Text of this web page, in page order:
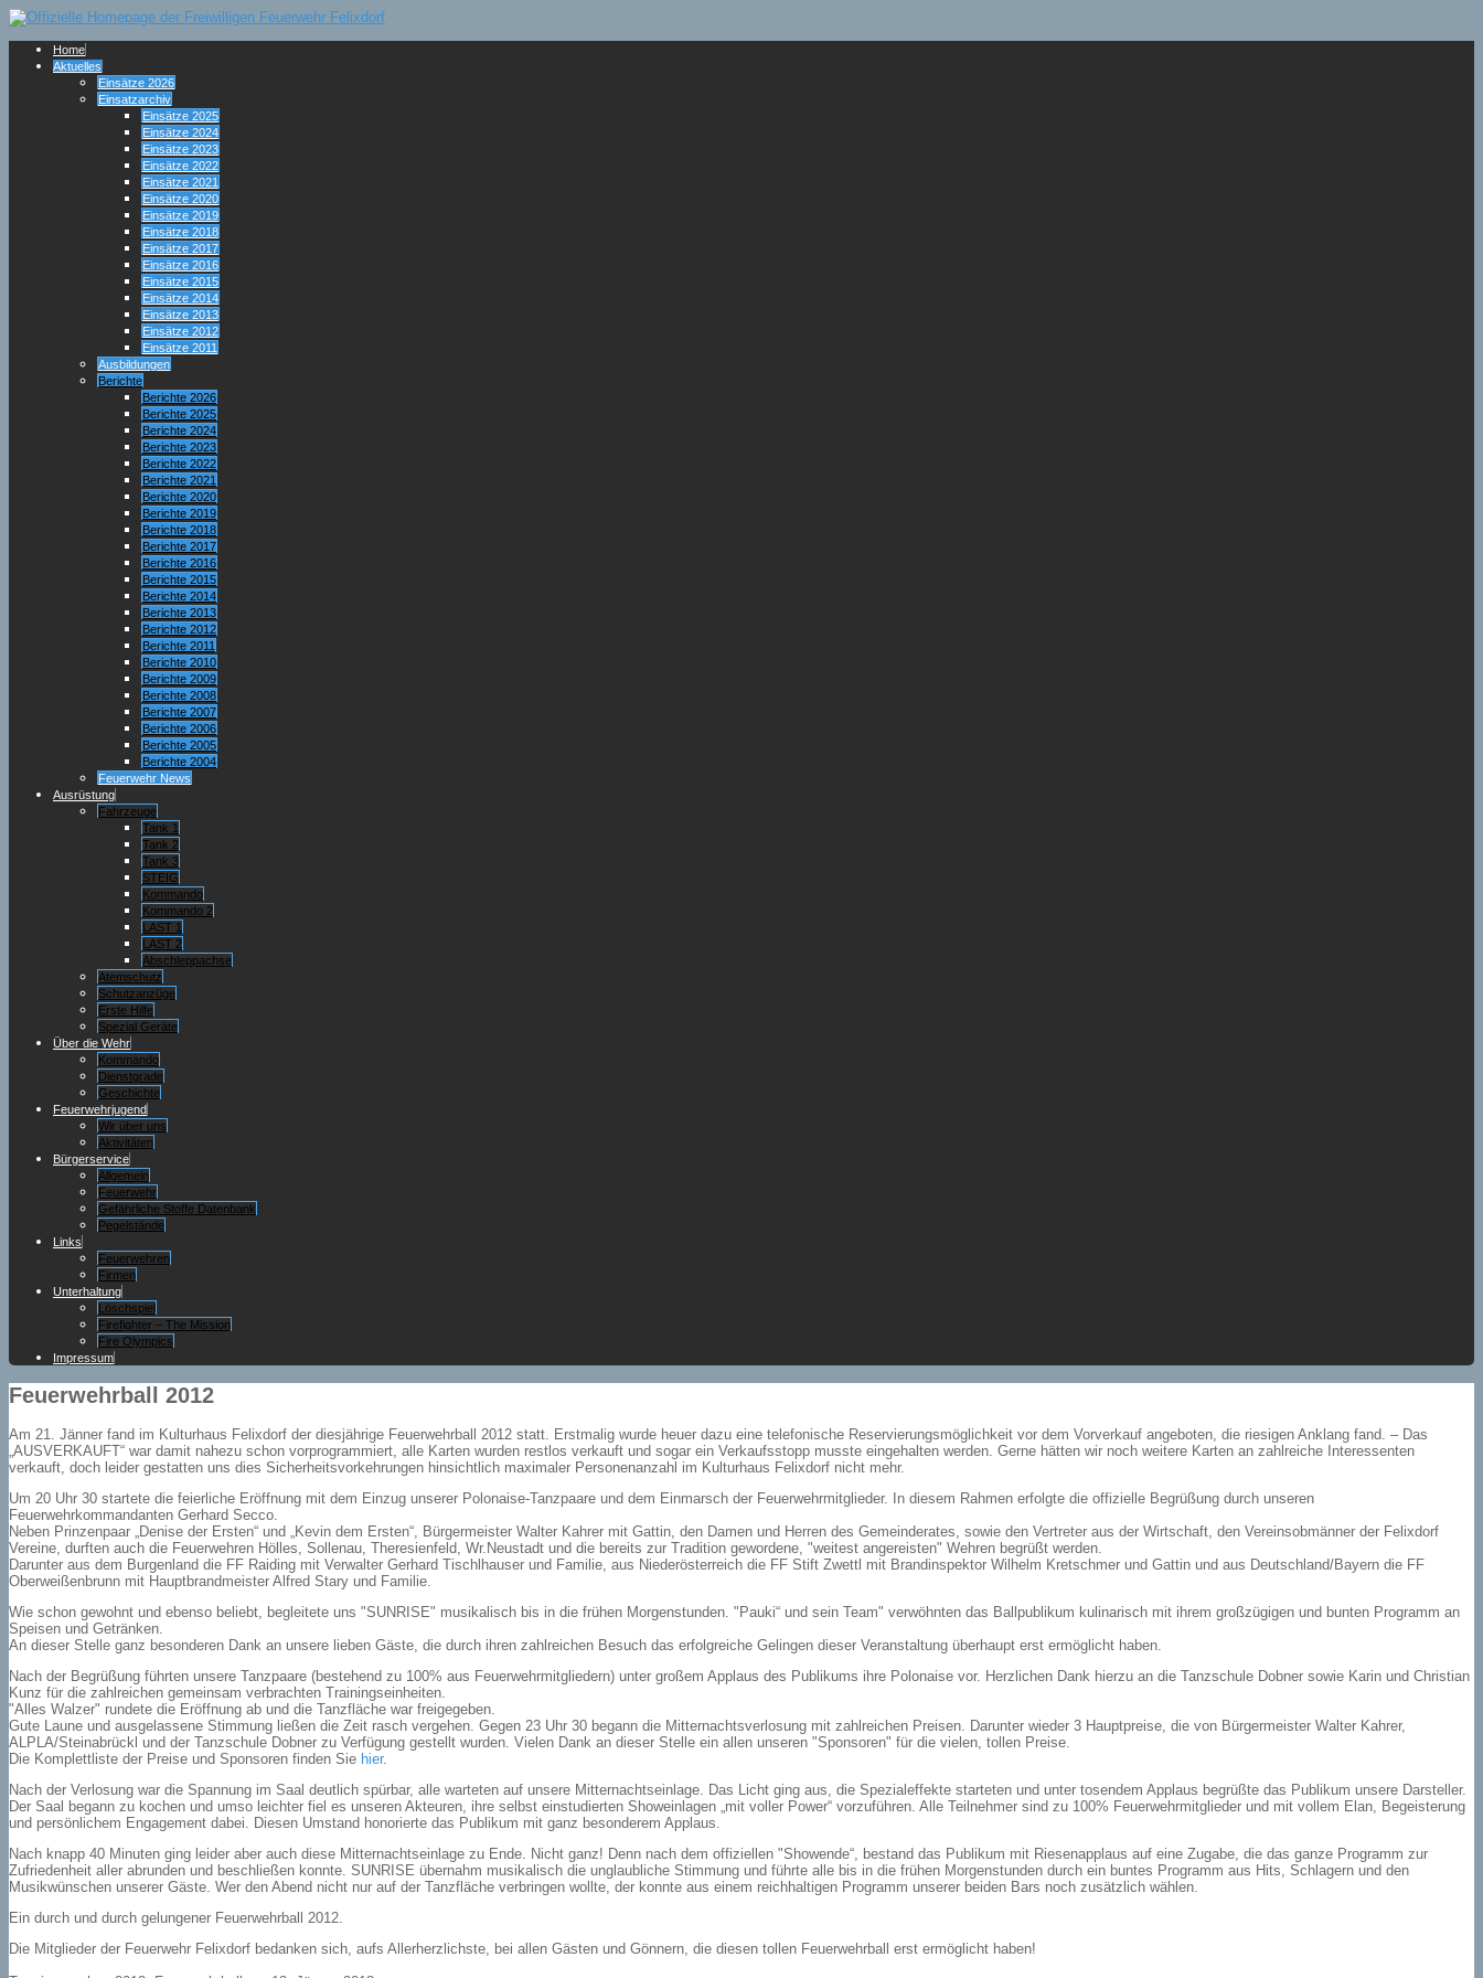
Home
Aktuelles
Einsätze 2026
Einsatzarchiv
Einsätze 2025
Einsätze 2024
Einsätze 2023
Einsätze 2022
Einsätze 2021
Einsätze 2020
Einsätze 2019
Einsätze 2018
Einsätze 2017
Einsätze 2016
Einsätze 2015
Einsätze 2014
Einsätze 2013
Einsätze 2012
Einsätze 2011
Ausbildungen
Berichte
Berichte 2026
Berichte 2025
Berichte 2024
Berichte 2023
Berichte 2022
Berichte 2021
Berichte 2020
Berichte 2019
Berichte 2018
Berichte 2017
Berichte 2016
Berichte 2015
Berichte 2014
Berichte 2013
Berichte 2012
Berichte 2011
Berichte 2010
Berichte 2009
Berichte 2008
Berichte 2007
Berichte 2006
Berichte 2005
Berichte 2004
Feuerwehr News
Ausrüstung
Fahrzeuge
Tank 1
Tank 2
Tank 3
STEIG
Kommando
Kommando 2
LAST 1
LAST 2
Abschleppachse
Atemschutz
Schutzanzüge
Erste Hilfe
Spezial Geräte
Über die Wehr
Kommando
Dienstgrade
Geschichte
Feuerwehrjugend
Wir über uns
Aktivitäten
Bürgerservice
Allgemein
Feuerwehr
Gefährliche Stoffe Datenbank
Pegelstände
Links
Feuerwehren
Firmen
Unterhaltung
Löschspiel
Firefighter – The Mission
Fire Olympics
Impressum
Feuerwehrball 2012
Am 21. Jänner fand im Kulturhaus Felixdorf der diesjährige Feuerwehrball 2012 statt. Erstmalig wurde heuer dazu eine telefonische Reservierungsmöglichkeit vor dem Vorverkauf angeboten, die riesigen Anklang fand. – Das
„AUSVERKAUFT“ war damit nahezu schon vorprogrammiert, alle Karten wurden restlos verkauft und sogar ein Verkaufsstopp musste eingehalten werden. Gerne hätten wir noch weitere Karten an zahlreiche Interessenten
verkauft, doch leider gestatten uns dies Sicherheitsvorkehrungen hinsichtlich maximaler Personenanzahl im Kulturhaus Felixdorf nicht mehr.
Um 20 Uhr 30 startete die feierliche Eröffnung mit dem Einzug unserer Polonaise-Tanzpaare und dem Einmarsch der Feuerwehrmitglieder. In diesem Rahmen erfolgte die offizielle Begrüßung durch unseren
Feuerwehrkommandanten Gerhard Secco.
Neben Prinzenpaar „Denise der Ersten“ und „Kevin dem Ersten“, Bürgermeister Walter Kahrer mit Gattin, den Damen und Herren des Gemeinderates, sowie den Vertreter aus der Wirtschaft, den Vereinsobmänner der Felixdorf
Vereine, durften auch die Feuerwehren Hölles, Sollenau, Theresienfeld, Wr.Neustadt und die bereits zur Tradition gewordene, "weitest angereisten" Wehren begrüßt werden.
Darunter aus dem Burgenland die FF Raiding mit Verwalter Gerhard Tischlhauser und Familie, aus Niederösterreich die FF Stift Zwettl mit Brandinspektor Wilhelm Kretschmer und Gattin und aus Deutschland/Bayern die FF
Oberweißenbrunn mit Hauptbrandmeister Alfred Stary und Familie.
Wie schon gewohnt und ebenso beliebt, begleitete uns "SUNRISE" musikalisch bis in die frühen Morgenstunden. "Pauki“ und sein Team" verwöhnten das Ballpublikum kulinarisch mit ihrem großzügigen und bunten Programm an
Speisen und Getränken.
An dieser Stelle ganz besonderen Dank an unsere lieben Gäste, die durch ihren zahlreichen Besuch das erfolgreiche Gelingen dieser Veranstaltung überhaupt erst ermöglicht haben.
Nach der Begrüßung führten unsere Tanzpaare (bestehend zu 100% aus Feuerwehrmitgliedern) unter großem Applaus des Publikums ihre Polonaise vor. Herzlichen Dank hierzu an die Tanzschule Dobner sowie Karin und Christian
Kunz für die zahlreichen gemeinsam verbrachten Trainingseinheiten.
"Alles Walzer" rundete die Eröffnung ab und die Tanzfläche war freigegeben.
Gute Laune und ausgelassene Stimmung ließen die Zeit rasch vergehen. Gegen 23 Uhr 30 begann die Mitternachtsverlosung mit zahlreichen Preisen. Darunter wieder 3 Hauptpreise, die von Bürgermeister Walter Kahrer,
ALPLA/Steinabrückl und der Tanzschule Dobner zu Verfügung gestellt wurden. Vielen Dank an dieser Stelle ein allen unseren "Sponsoren" für die vielen, tollen Preise.
Die Komplettliste der Preise und Sponsoren finden Sie hier.
Nach der Verlosung war die Spannung im Saal deutlich spürbar, alle warteten auf unsere Mitternachtseinlage. Das Licht ging aus, die Spezialeffekte starteten und unter tosendem Applaus begrüßte das Publikum unsere Darsteller.
Der Saal begann zu kochen und umso leichter fiel es unseren Akteuren, ihre selbst einstudierten Showeinlagen „mit voller Power“ vorzuführen. Alle Teilnehmer sind zu 100% Feuerwehrmitglieder und mit vollem Elan, Begeisterung
und persönlichem Engagement dabei. Diesen Umstand honorierte das Publikum mit ganz besonderem Applaus.
Nach knapp 40 Minuten ging leider aber auch diese Mitternachtseinlage zu Ende. Nicht ganz! Denn nach dem offiziellen "Showende“, bestand das Publikum mit Riesenapplaus auf eine Zugabe, die das ganze Programm zur
Zufriedenheit aller abrunden und beschließen konnte. SUNRISE übernahm musikalisch die unglaubliche Stimmung und führte alle bis in die frühen Morgenstunden durch ein buntes Programm aus Hits, Schlagern und den
Musikwünschen unserer Gäste. Wer den Abend nicht nur auf der Tanzfläche verbringen wollte, der konnte aus einem reichhaltigen Programm unserer beiden Bars noch zusätzlich wählen.
Ein durch und durch gelungener Feuerwehrball 2012.
Die Mitglieder der Feuerwehr Felixdorf bedanken sich, aufs Allerherzlichste, bei allen Gästen und Gönnern, die diesen tollen Feuerwehrball erst ermöglicht haben!